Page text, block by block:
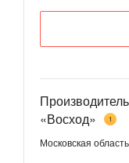
«Восход»
1
Московская